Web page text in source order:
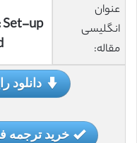
عنوان
انگلیسی
مقاله:
Set-up
دانلود
خرید ترجمه